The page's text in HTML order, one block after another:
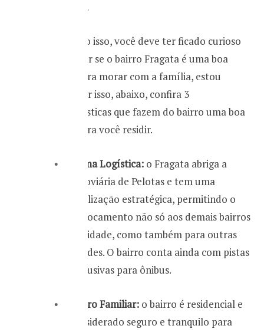
extensão.
Com tudo isso, você deve ter ficado curioso
para saber se o bairro Fragata é uma boa
opção para morar com a família, estou
certo? Por isso, abaixo, confira 3
características que fazem do bairro uma boa
opção para você residir.
Ótima Logística: o Fragata abriga a
rodoviária de Pelotas e tem uma
localização estratégica, permitindo o
deslocamento não só aos demais bairros
da cidade, como também para outras
cidades. O bairro conta ainda com pistas
exclusivas para ônibus.
Bairro Familiar: o bairro é residencial e
considerado seguro e tranquilo para